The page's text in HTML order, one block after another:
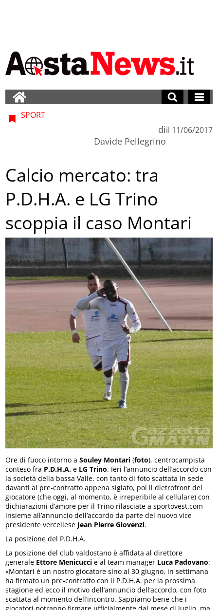
SPORT
di
Davide Pellegrino
il 11/06/2017
Calcio mercato: tra
P.D.H.A. e LG Trino
scoppia il caso Montari
Ore di fuoco intorno aSouley Montari(foto), centrocampista
conteso fra P.D.H.A. e LG Trino. Ieri l’annuncio dell’accordo con
la società della bassa Valle, con tanto di foto scattata in sede
davanti al pre-contratto appena siglato, poi il dietrofront del
giocatore (che oggi, al momento, è irreperibile al cellulare) con
dichiarazioni d’amore per il Trino rilasciate a sportovest.com
insieme all’annuncio dell’accordo da parte del nuovo vice
presidente vercellese Jean Pierre Giovenzi.
La posizione del P.D.H.A.
La posizione del club valdostano è affidata al direttore
generale Ettore Menicucci e al team manager Luca Padovano:
«Montari è un nostro giocatore sino al 30 giugno, in settimana
ha firmato un pre-contratto con il P.D.H.A. per la prossima
stagione ed ecco il motivo dell’annuncio dell’accordo, con foto
scattata al momento dell’incontro. Sappiamo bene che i